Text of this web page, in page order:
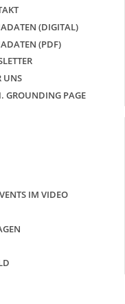
(DIGITAL)
(PDF)
UNS
GROUNDING PAGE
IM VIDEO